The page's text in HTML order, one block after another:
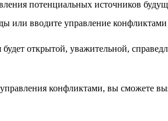
потенциальных источников
вводите управление конфликтами
открытой, уважительной,
конфликтами, вы сможете